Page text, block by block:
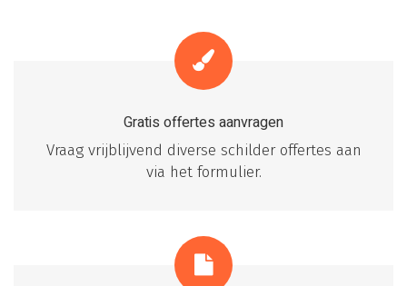
Gratis offertes aanvragen
Vraag vrijblijvend diverse schilder offertes aan
via het formulier.